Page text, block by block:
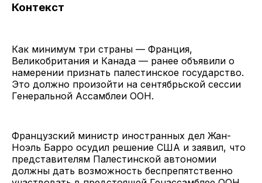
Контекст
Как минимум три страны — Франция,
Великобритания и Канада — ранее объявили о
намерении признать палестинское государство.
Это должно произойти на сентябрьской сессии
Генеральной Ассамблеи ООН.
Французский министр иностранных дел Жан-
Ноэль Барро осудил решение США и заявил, что
представителям Палестинской автономии
должны дать возможность беспрепятственно